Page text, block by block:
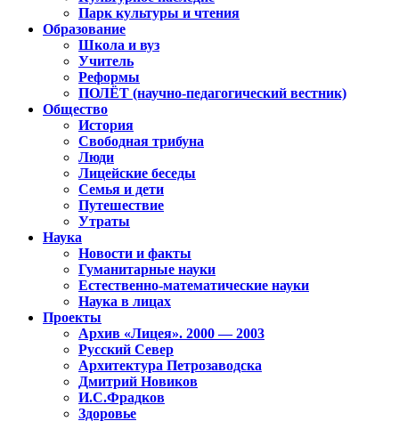
Парк культуры и чтения
Образование
Школа и вуз
Учитель
Реформы
ПОЛЁТ (научно-педагогический вестник)
Общество
История
Свободная трибуна
Люди
Лицейские беседы
Семья и дети
Путешествие
Утраты
Наука
Новости и факты
Гуманитарные науки
Естественно-математические науки
Наука в лицах
Проекты
Архив «Лицея». 2000 — 2003
Русский Север
Архитектура Петрозаводска
Дмитрий Новиков
И.С.Фрадков
Здоровье